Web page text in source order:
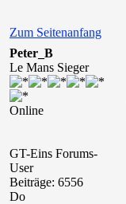
Zum Seitenanfang
Peter_B
Le Mans Sieger
Online
GT-Eins Forums-
User
Beiträge: 6556
Do